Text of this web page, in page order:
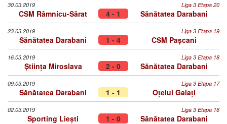
30.03.2019 Liga 3 Etapa 20
CSM Râmnicu-Sărat 4 - 1 Sănătatea Darabani
23.03.2019 Liga 3 Etapa 19
Sănătatea Darabani 1 - 4 CSM Pașcani
16.03.2019 Liga 3 Etapa 18
Știința Miroslava 2 - 0 Sănătatea Darabani
09.03.2019 Liga 3 Etapa 17
Sănătatea Darabani 1 - 1 Oțelul Galați
02.03.2019 Liga 3 Etapa 16
Sporting Liești 1 - 0 Sănătatea Darabani